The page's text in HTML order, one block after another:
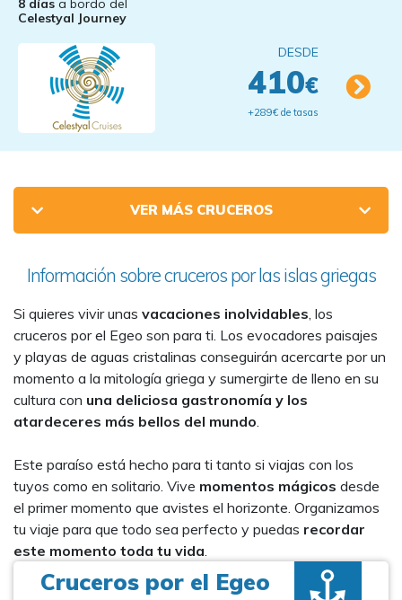
8 días a bordo del
Celestyal Journey
DESDE
410€
+289€ de tasas
VER MÁS CRUCEROS
Información sobre cruceros por las islas griegas
Si quieres vivir unas vacaciones inolvidables, los
cruceros por el Egeo son para ti. Los evocadores paisajes
y playas de aguas cristalinas conseguirán acercarte por un
momento a la mitología griega y sumergirte de lleno en su
cultura con una deliciosa gastronomía y los
atardeceres más bellos del mundo.
Este paraíso está hecho para ti tanto si viajas con los
tuyos como en solitario. Vive momentos mágicos desde
el primer momento que avistes el horizonte. Organizamos
tu viaje para que todo sea perfecto y puedas recordar
este momento toda tu vida.
Cruceros por el Egeo